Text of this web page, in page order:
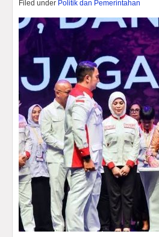
Filed under Politik dan Pemerintahan